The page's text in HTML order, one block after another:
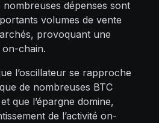
nombreuses dépenses sont
volumes de vente
provoquant une
on-chain.
l’oscillateur se rapproche
de nombreuses BTC
que l’épargne domine,
de l’activité on-